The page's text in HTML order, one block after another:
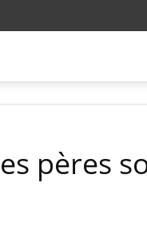
pères